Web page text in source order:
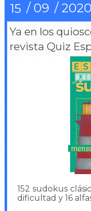
15 09 2020
Ya en los
revista Quiz
152 sudokus
dificultad y 16